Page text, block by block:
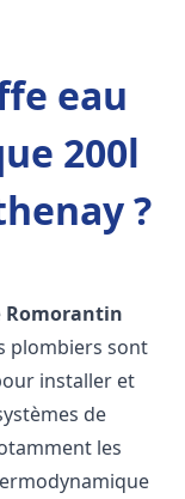
eau
200l
?
Romorantin
plombiers sont
installer et
de
les